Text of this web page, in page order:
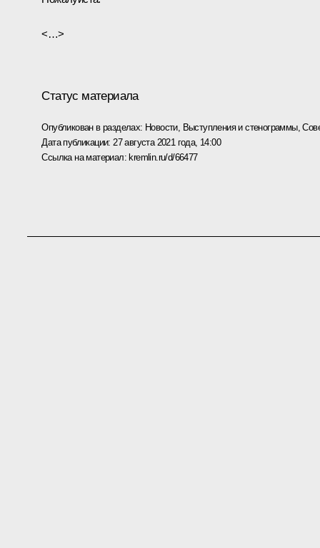
<…>
Статус материала
Опубликован в разделах: Новости, Выступления и стенограммы,
Дата публикации: 27 августа 2021 года, 14:00
Ссылка на материал: kremlin.ru/d/66477